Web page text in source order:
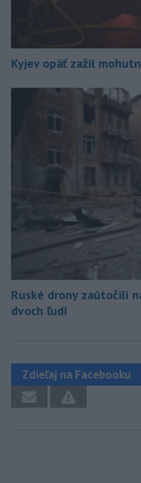
Kyjev opäť zažil
Ruské drony zaútočili
dvoch ľudí
Zdieľaj na Facebooku